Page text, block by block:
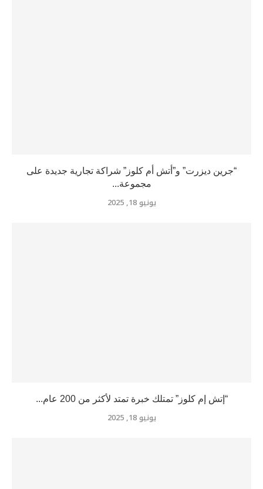
“جرين ديزرت” و”أتش أم كلوز” شراكة تجارية جديدة على
مجموعة...
يونيو 18, 2025
“إتش إم كلوز” تمتلك خبرة تمتد لأكثر من 200 عام...
يونيو 18, 2025